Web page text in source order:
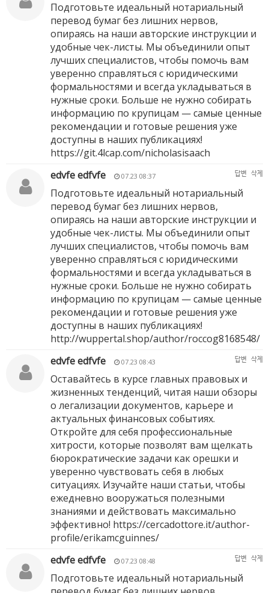
Подготовьте идеальный нотариальный
перевод бумаг без лишних нервов,
опираясь на наши авторские инструкции и
удобные чек-листы. Мы объединили опыт
лучших специалистов, чтобы помочь вам
уверенно справляться с юридическими
формальностями и всегда укладываться в
нужные сроки. Больше не нужно собирать
информацию по крупицам — самые ценные
рекомендации и готовые решения уже
доступны в наших публикациях!
https://git.4lcap.com/nicholasisaach
edvfe edfvfe
07.23 08:37 답변 삭제
Подготовьте идеальный нотариальный
перевод бумаг без лишних нервов,
опираясь на наши авторские инструкции и
удобные чек-листы. Мы объединили опыт
лучших специалистов, чтобы помочь вам
уверенно справляться с юридическими
формальностями и всегда укладываться в
нужные сроки. Больше не нужно собирать
информацию по крупицам — самые ценные
рекомендации и готовые решения уже
доступны в наших публикациях!
http://wuppertal.shop/author/roccog8168548/
edvfe edfvfe
07.23 08:43 답변 삭제
Оставайтесь в курсе главных правовых и
жизненных тенденций, читая наши обзоры
о легализации документов, карьере и
актуальных финансовых событиях.
Откройте для себя профессиональные
хитрости, которые позволят вам щелкать
бюрократические задачи как орешки и
уверенно чувствовать себя в любых
ситуациях. Изучайте наши статьи, чтобы
ежедневно вооружаться полезными
знаниями и действовать максимально
эффективно! https://cercadottore.it/author-
profile/erikamcguinnes/
edvfe edfvfe
07.23 08:48 답변 삭제
Подготовьте идеальный нотариальный